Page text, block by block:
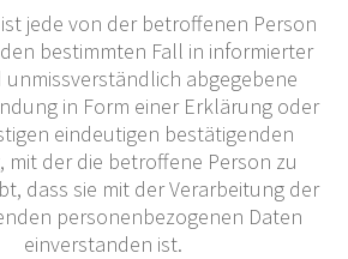
jede von der betroffenen Person
bestimmten Fall in informierter
unmissverständlich abgegebene
in Form einer Erklärung oder
eindeutigen bestätigenden
mit der die betroffene Person zu
dass sie mit der Verarbeitung der
personenbezogenen Daten
einverstanden ist.